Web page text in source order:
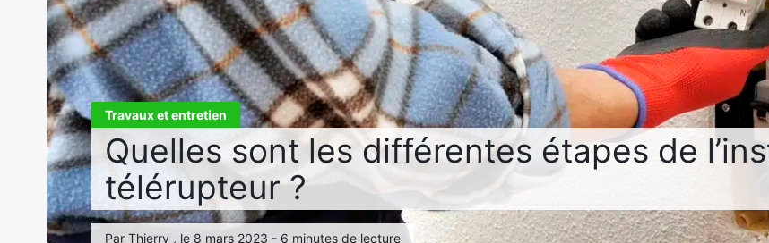
Travaux et entretien
Quelles sont les différentes étapes de
télérupteur ?
Par Thierry , le 8 mars 2023 - 6 minutes de lecture